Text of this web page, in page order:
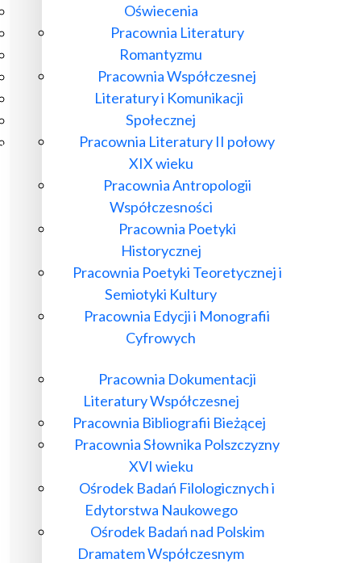
Decyzje Dyrektora IBL
Komunikaty Dyrekcji IBL
Regulaminy IBL
HR Excellence in Research
Pliki do pobrania
Inne akty wewnętrzne IBL
Poczta ibl.waw.pl
Oświecenia
Pracownia Literatury
Romantyzmu
Pracownia Współczesnej
Literatury i Komunikacji
Społecznej
Pracownia Literatury II połowy
XIX wieku
Pracownia Antropologii
Współczesności
Pracownia Poetyki
Historycznej
Pracownia Poetyki Teoretycznej i
Semiotyki Kultury
Pracownia Edycji i Monografii
Cyfrowych
Pracownia Dokumentacji
Literatury Współczesnej
Pracownia Bibliografii Bieżącej
Pracownia Słownika Polszczyzny
XVI wieku
Ośrodek Badań Filologicznych i
Edytorstwa Naukowego
Ośrodek Badań nad Polskim
Dramatem Współczesnym